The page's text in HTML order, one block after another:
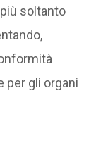
soltanto
per gli organi